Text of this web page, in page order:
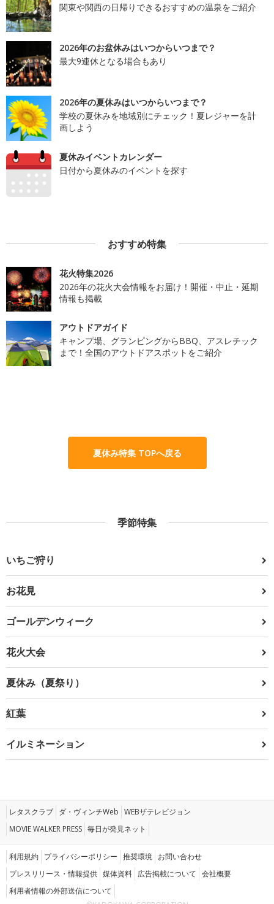
関東や関西の日帰りできるおすすめの温泉をご紹介
2026年のお盆休みはいつからいつまで？
最大9連休となる場合もあり
2026年の夏休みはいつからいつまで？
学校の夏休みを地域別にチェック！夏レジャーを計
画しよう
夏休みイベントカレンダー
日付から夏休みのイベントを探す
おすすめ特集
花火特集2026
2026年の花火大会情報をお届け！開催・中止・延期
情報も掲載
アウトドアガイド
キャンプ場、グランピングからBBQ、アスレチック
まで！全国のアウトドアスポットをご紹介
夏休み特集 TOPへ戻る
季節特集
いちご狩り
お花見
ゴールデンウィーク
花火大会
夏休み（夏祭り）
紅葉
イルミネーション
レタスクラブ ダ・ヴィンチWeb WEBザテレビジョン
MOVIE WALKER PRESS 毎日が発見ネット
利用規約 プライバシーポリシー 推奨環境 お問い合わせ
プレスリリース・情報提供 媒体資料 広告掲載について 会社概要
利用者情報の外部送信について